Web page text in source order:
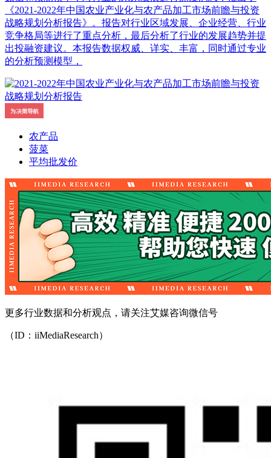
《2021-2022年中国农业产业化与农产品加工市场前瞻与投资
战略规划分析报告》。报告对行业区域发展、企业经营、行业
竞争格局等进行了重点分析，最后分析了行业的发展趋势并提
出投融资建议。本报告数据权威、详实、丰富，同时通过专业
的分析预测模型，
农产品
菠菜
平均批发价
更多行业数据和分析观点，请关注艾媒咨询微信号
（ID：iiMediaResearch）